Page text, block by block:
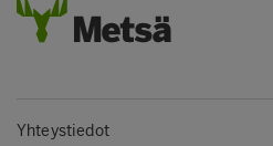
Yhteystiedot